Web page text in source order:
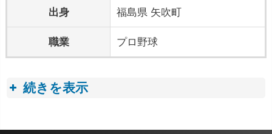
出身 福島県 矢吹町
職業 プロ野球
続きを表示
プロフィールトピック